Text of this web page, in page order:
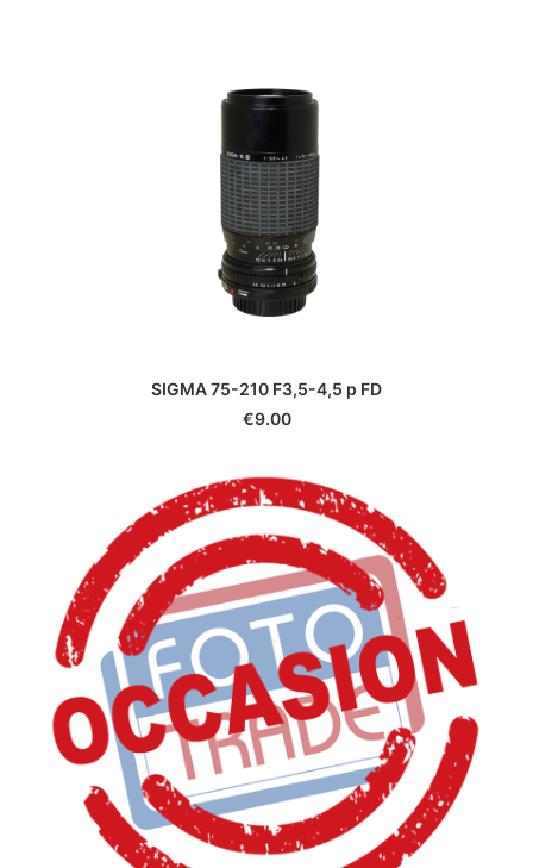
SIGMA 75-210 F3,5-4,5 p FD
€9.00